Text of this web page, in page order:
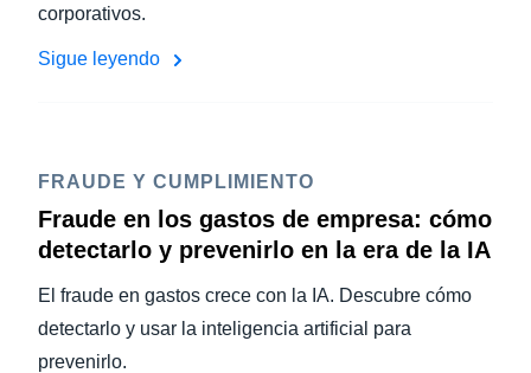
corporativos.
Sigue leyendo
FRAUDE Y CUMPLIMIENTO
Fraude en los gastos de empresa: cómo
detectarlo y prevenirlo en la era de la IA
El fraude en gastos crece con la IA. Descubre cómo
detectarlo y usar la inteligencia artificial para
prevenirlo.